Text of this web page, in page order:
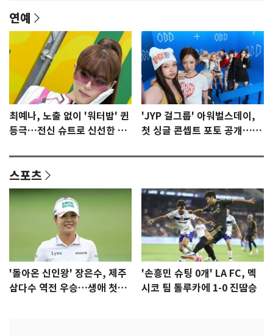
연예
최예나, 노출 없이 '워터밤' 퀸
등극…전신 슈트로 신선한 충
'JYP 걸그룹' 아워벌스데이,
첫 싱글 콘셉트 포토 공개…청
스포츠
'돌아온 신인왕' 장은수, 제주
삼다수 역전 우승…생애 첫승
'손흥민 슈팅 0개' LA FC, 멕
시코 팀 톨루카에 1-0 진땀승